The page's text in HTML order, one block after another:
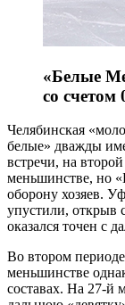
«Белые
со счетом
Челябинская
белые» дважды
встречи, на
меньшинстве, но
оборону хозяев.
упустили, открыв
оказался точен с
Во втором
меньшинстве
составах. На 27-й